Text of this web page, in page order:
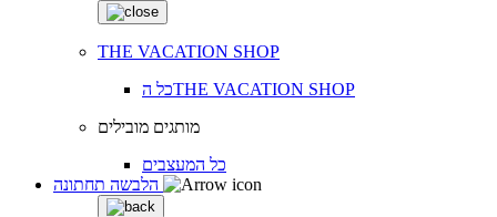
THE VACATION SHOP
כל הTHE VACATION SHOP
מותגים מובילים
כל המעצבים